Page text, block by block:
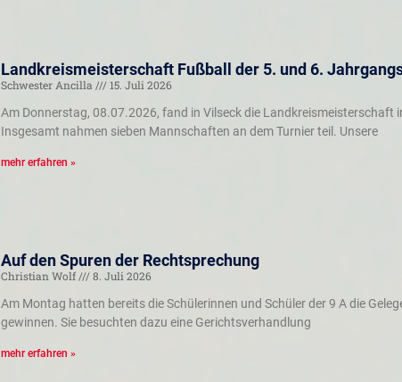
Landkreismeisterschaft Fußball der 5. und 6.
Schwester Ancilla
15. Juli 2026
Am Donnerstag, 08.07.2026, fand in Vilseck die
Insgesamt nahmen sieben Mannschaften an dem Turnier teil. Unsere
mehr erfahren »
Auf den Spuren der Rechtsprechung
Christian Wolf
8. Juli 2026
Am Montag hatten bereits die Schülerinnen und Schüler der 9 A die
gewinnen. Sie besuchten dazu eine Gerichtsverhandlung
mehr erfahren »